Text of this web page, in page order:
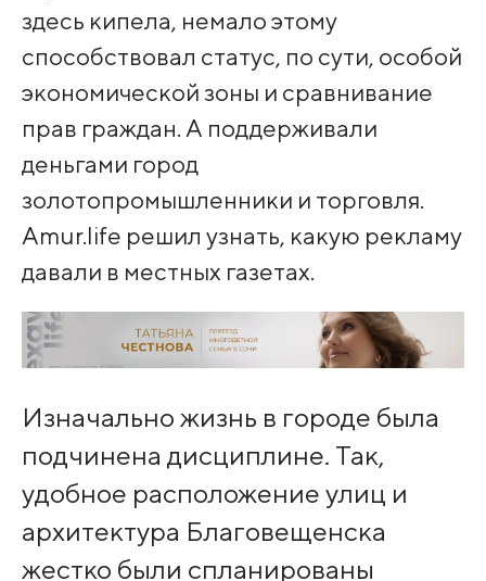
здесь кипела, немало этому
способствовал статус, по сути, особой
экономической зоны и сравнивание
прав граждан. А поддерживали
деньгами город
золотопромышленники и торговля.
Amur.life решил узнать, какую рекламу
давали в местных газетах.
Изначально жизнь в городе была
подчинена дисциплине. Так,
удобное расположение улиц и
архитектура Благовещенска
жестко были спланированы